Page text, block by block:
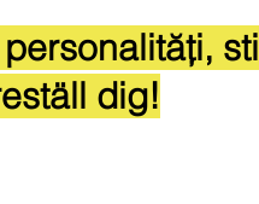
dig!